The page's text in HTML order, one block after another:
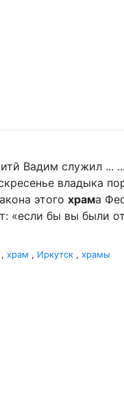
Вадим служил
владыка
этого храма
«если бы вы были
, храм , Иркутск , храмы